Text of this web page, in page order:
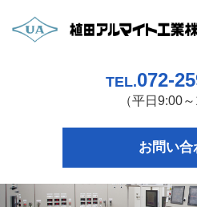
TEL.072-
（平日9:00～
お問い合